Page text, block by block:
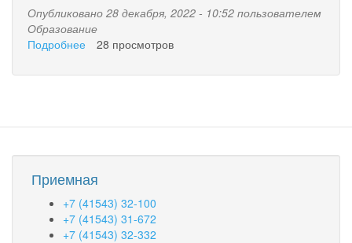
Опубликовано 28 декабря, 2022 - 10:52 пользователем
Образование
Подробнее
об
системе
качества
образования
в
городском
28 просмотров
Приемная
+7 (41543) 32-100
+7 (41543) 31-672
+7 (41543) 32-332